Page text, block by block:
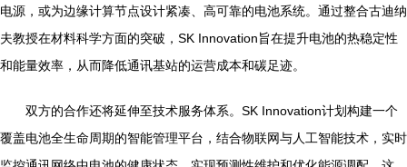
电源，或为边缘计算节点设计紧凑、高可靠的电池系统。通过整合古迪纳
夫教授在材料科学方面的突破，SK Innovation旨在提升电池的热稳定性
和能量效率，从而降低通讯基站的运营成本和碳足迹。
双方的合作还将延伸至技术服务体系。SK Innovation计划构建一个
覆盖电池全生命周期的智能管理平台，结合物联网与人工智能技术，实时